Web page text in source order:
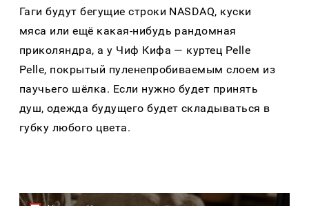
Гаги будут бегущие строки NASDAQ, куски
мяса или ещё какая-нибудь рандомная
приколяндра, а у Чиф Кифа — куртец Pelle
Pelle, покрытый пуленепробиваемым слоем из
паучьего шёлка. Если нужно будет принять
душ, одежда будущего будет складываться в
губку любого цвета.